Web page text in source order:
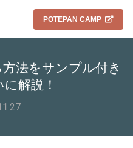
POTEPAN CAMP
法をサンプル付き
解説！